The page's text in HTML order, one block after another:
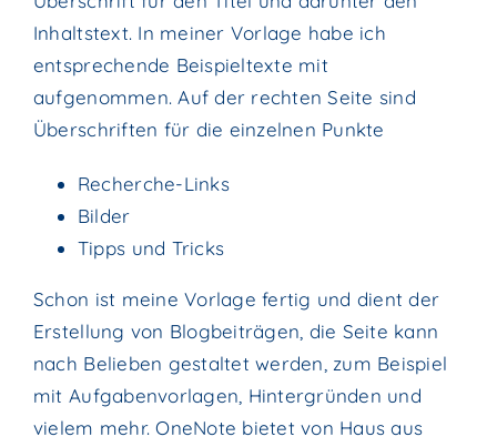
Inhaltstext. In meiner Vorlage habe ich
entsprechende Beispieltexte mit
aufgenommen. Auf der rechten Seite sind
Überschriften für die einzelnen Punkte
Recherche-Links
Bilder
Tipps und Tricks
Schon ist meine Vorlage fertig und dient der
Erstellung von Blogbeiträgen, die Seite kann
nach Belieben gestaltet werden, zum Beispiel
mit Aufgabenvorlagen, Hintergründen und
vielem mehr. OneNote bietet von Haus aus